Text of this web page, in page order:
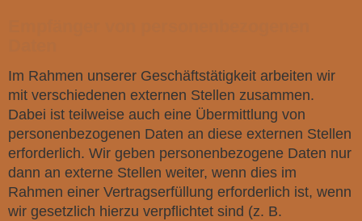
Im Rahmen unserer Geschäftstätigkeit arbeiten wir
mit verschiedenen externen Stellen zusammen.
Dabei ist teilweise auch eine Übermittlung von
personenbezogenen Daten an diese externen Stellen
erforderlich. Wir geben personenbezogene Daten nur
dann an externe Stellen weiter, wenn dies im
Rahmen einer Vertragserfüllung erforderlich ist, wenn
wir gesetzlich hierzu verpflichtet sind (z. B.